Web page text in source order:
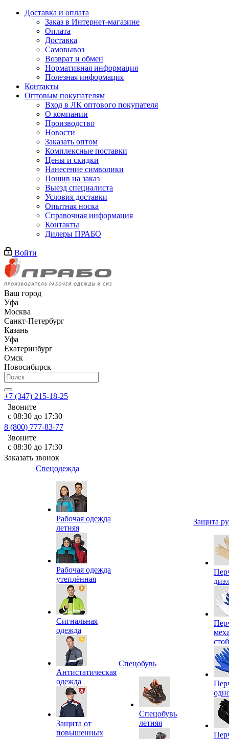
Доставка и оплата
Заказ в Интернет-магазине
Оплата
Доставка
Самовывоз
Возврат и обмен
Нормативная информация
Полезная информация
Контакты
Оптовым покупателям
Вход в ЛК оптового покупателя
О компании
Производство
Новости
Заказать оптом
Комплексные поставки
Цены и скидки
Нанесение символики
Пошив на заказ
Выезд специалиста
Условия доставки
Опытная носка
Справочная информация
Контакты
Дилеры ПРАБО
Войти
Ваш город
Уфа
Москва
Санкт-Петербург
Казань
Уфа
Екатеринбург
Омск
Новосибирск
+7 (347) 215-18-25
Звоните
с 08:30 до 17:30
8 (800) 777-83-77
Звоните
с 08:30 до 17:30
Заказать звонок
Спецодежда
Рабочая одежда
летняя
Рабочая одежда
утеплённая
Сигнальная
одежда
Антистатическая
одежда
Защита от
повышенных
Спецобувь
Спецобувь
летняя
Защита